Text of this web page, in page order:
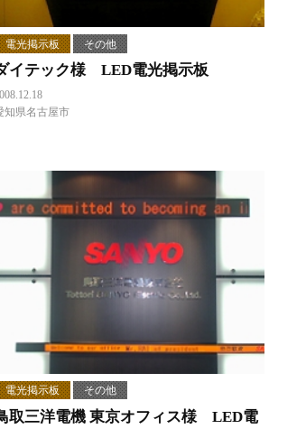
電光掲示板 その他
イテック様 LED電光掲示板
知県名古屋市
電光掲示板 その他
取三洋電機 東京オフィス様 LED電